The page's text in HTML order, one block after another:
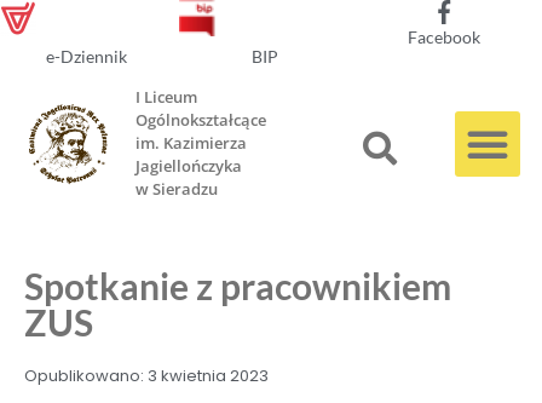
e-Dziennik BIP
Facebook
I Liceum
Ogólnokształcące
im. Kazimierza
Jagiellończyka
w Sieradzu
Spotkanie z pracownikiem
ZUS
Opublikowano: 3 kwietnia 2023